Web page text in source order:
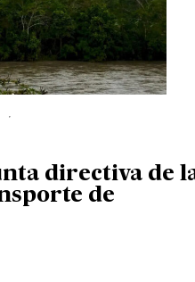
directiva de
de